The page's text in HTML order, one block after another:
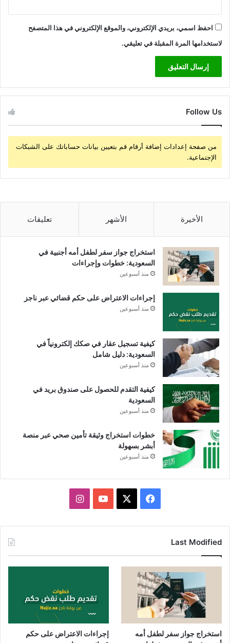
احفظ اسمي، بريدي الإلكتروني، والموقع الإلكتروني في هذا المتصفح
لاستخدامها المرة المقبلة في تعليقي.
Follow Us
من صفحة إعدادات إضافة أرقام قم بتعيين بيانات حساباتك على الشبكات
الإجتماعية.
الأخيرة الأشهر تعليقات
استخراج جواز سفر لطفل أمه أجنبية في
السعودية: خطوات وإجراءات
منذ أسبوعين
إجراءات الاعتراض على حكم قضائي عبر ناجز
منذ أسبوعين
كيفية تسجيل عقار في صكك إلكترونياً في
السعودية: دليل شامل
منذ أسبوعين
كيفية التقدم للحصول على صندوق بريد في
السعودية
منذ أسبوعين
خطوات استخراج وثيقة تأمين صحي عبر منصة
أبشر بسهولة
منذ أسبوعين
فيسبوك يوتيوبانستقرام
Last Modified
استخراج جواز سفر لطفل أمه
إجراءات الاعتراض على حكم